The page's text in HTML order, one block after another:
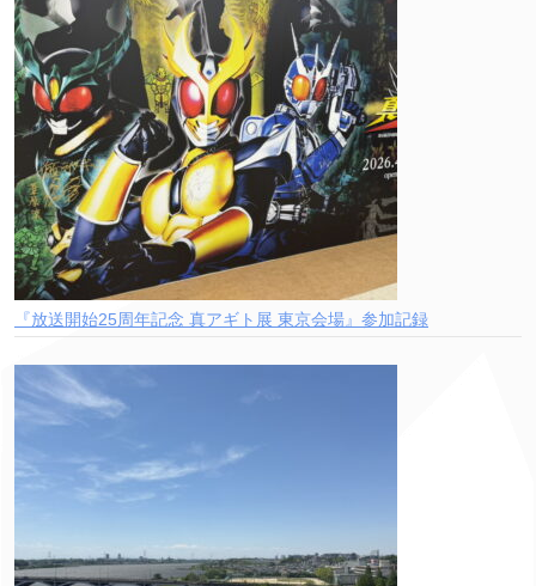
『放送開始25周年記念 真アギト展 東京会場』参加記録